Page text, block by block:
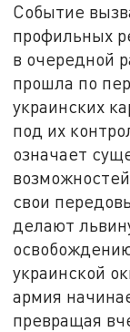
Событие
профильных
в очередной
прошла по
украинских
под их
означает
свои
делают
украинской
армия
превращая